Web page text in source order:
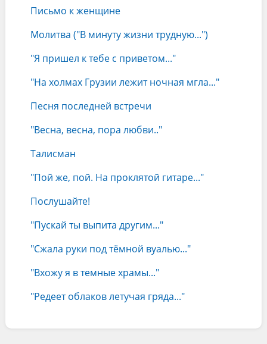
Письмо к женщине
Молитва ("В минуту жизни трудную...")
"Я пришел к тебе с приветом..."
"На холмах Грузии лежит ночная мгла..."
Песня последней встречи
"Весна, весна, пора любви.."
Талисман
"Пой же, пой. На проклятой гитаре..."
Послушайте!
"Пускай ты выпита другим..."
"Сжала руки под тёмной вуалью..."
"Вхожу я в темные храмы..."
"Редеет облаков летучая гряда..."